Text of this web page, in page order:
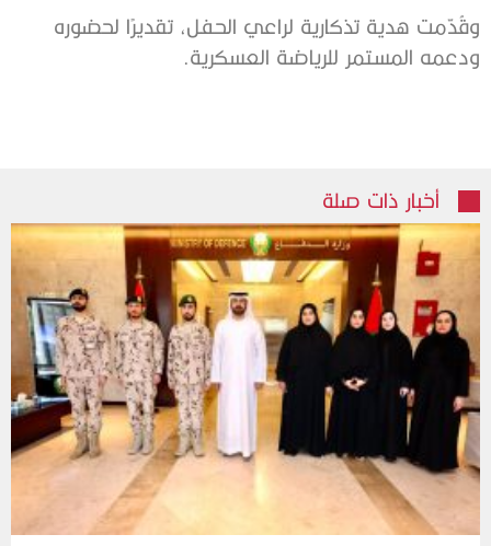
وقُدّمت هدية تذكارية لراعي الحفل، تقديرًا لحضوره
ودعمه المستمر للرياضة العسكرية.
أخبار ذات صلة